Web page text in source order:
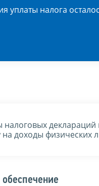
уплаты налога
деклараций
на доходы физических